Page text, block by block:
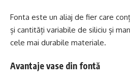
Fonta este un aliaj de fier care
și cantități variabile de siliciu și
cele mai durabile materiale.
Avantaje vase din fontă